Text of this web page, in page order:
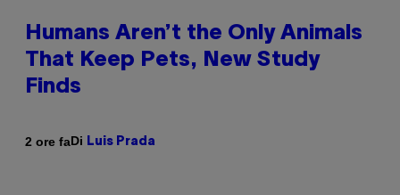
Humans Aren’t the Only Animals
That Keep Pets, New Study
Finds
2 ore faDi Luis Prada